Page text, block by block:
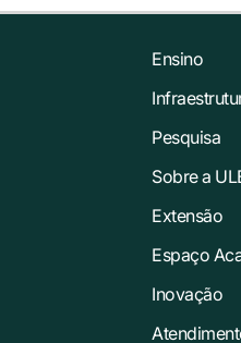
Ensino
Pesquisa
Sobre a
Extensão
Espaço
Inovação